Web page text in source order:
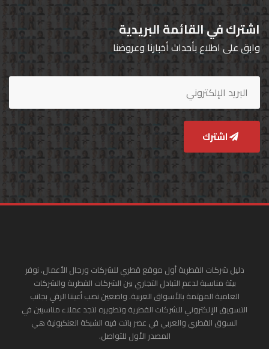
اشترك في القائمة البريدية
وابق على اطلاع بأحداث أخبارنا وعروضنا
اشترك
دليل شركات القطرية أول موقع قطري للشركات ورجال الأعمال. نوفر
بيئة مناسبة لدعم التبادل التجاري بين الشركات القطرية والشركات
العامية المهتمة بالأسواق العربية. واضعين نصب أعيننا الرقي بجانب
التسويق الإلكتروني للشركات القطرية وتطويره لتجد عملاء مناسبين في
السوق القطري والعربي في عصر باتت فيه الشبكة العنكبونية هي
المصدر الأول للتواصل.